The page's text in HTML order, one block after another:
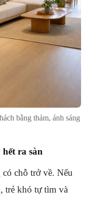
bằng thảm, ánh sáng
ra sàn
chỗ trở về. Nếu
trẻ khó tự tìm và